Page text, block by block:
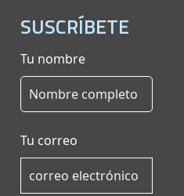
SUSCRÍBETE
Tu nombre
Tu correo